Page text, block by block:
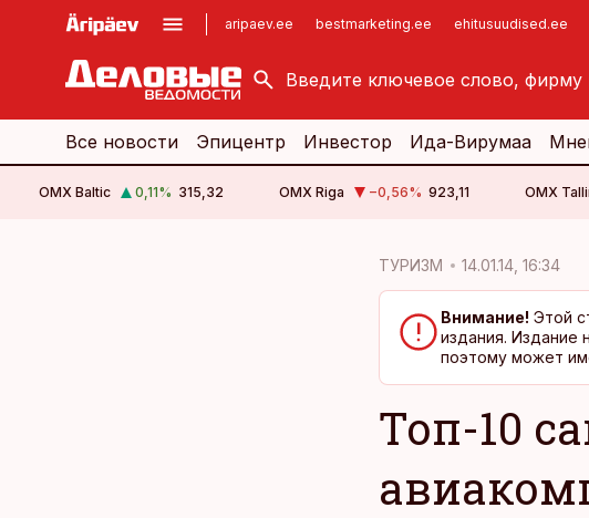
aripaev.ee bestmarketing.ee ehitusuudised.ee
kinnisvarauudised.ee
logistikauudised.ee
imelineajalugu.ee
Все новости Эпицентр Инвестор Ида-Вирумаа
OMX Baltic 0,11% 315,32 OMX Riga −0,56% 923,11 OMX
ТУРИЗМ 14.01.14, 16:34
Внимание! Этой
издания. Издание
поэтому может
Топ-10